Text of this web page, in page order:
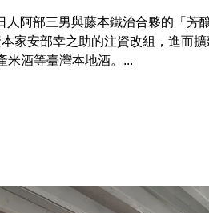
阿部三男與藤本鐵治合夥的「芳
家安部幸之助的注資改組，進而擴
米酒等臺灣本地酒。...